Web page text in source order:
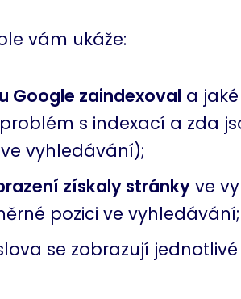
vám ukáže:
Google zaindexoval a
s indexací a zda
vyhledávání);
získaly stránkyve
pozici ve vyhledávání;
se zobrazují